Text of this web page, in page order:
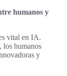
humanos y
vital en IA.
los humanos
y